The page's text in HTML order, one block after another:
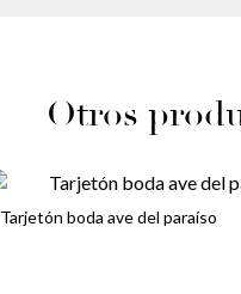
Otros
Tarjetón boda ave del paraíso